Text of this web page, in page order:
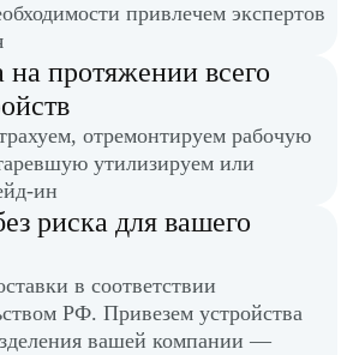
привлечем экспертов
протяжении всего
отремонтируем рабочую
утилизируем или
ин
риска для вашего
в соответствии
РФ. Привезем устройства
вашей компании —